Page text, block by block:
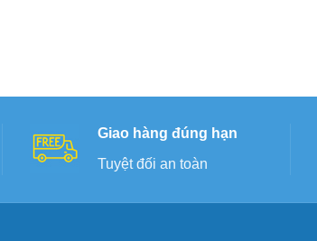
Giao hàng đúng hạn
Tuyệt đối an toàn